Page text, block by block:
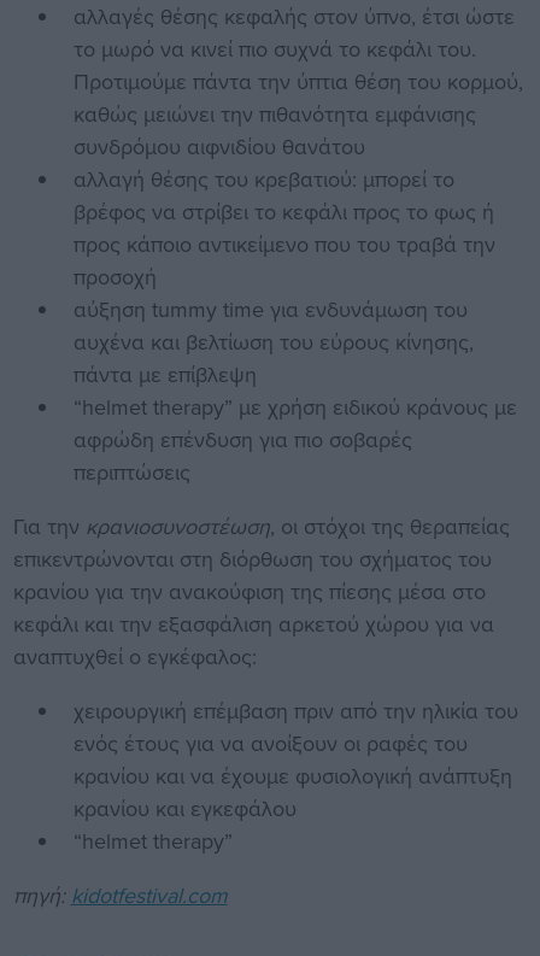
αλλαγές θέσης κεφαλής στον ύπνο, έτσι ώστε
το μωρό να κινεί πιο συχνά το κεφάλι του.
Προτιμούμε πάντα την ύπτια θέση του κορμού,
καθώς μειώνει την πιθανότητα εμφάνισης
συνδρόμου αιφνιδίου θανάτου
αλλαγή θέσης του κρεβατιού: μπορεί το
βρέφος να στρίβει το κεφάλι προς το φως ή
προς κάποιο αντικείμενο που του τραβά την
προσοχή
αύξηση tummy time για ενδυνάμωση του
αυχένα και βελτίωση του εύρους κίνησης,
πάντα με επίβλεψη
“helmet therapy” με χρήση ειδικού κράνους με
αφρώδη επένδυση για πιο σοβαρές
περιπτώσεις
Για την κρανιοσυνοστέωση, οι στόχοι της θεραπείας
επικεντρώνονται στη διόρθωση του σχήματος του
κρανίου για την ανακούφιση της πίεσης μέσα στο
κεφάλι και την εξασφάλιση αρκετού χώρου για να
αναπτυχθεί ο εγκέφαλος:
χειρουργική επέμβαση πριν από την ηλικία του
ενός έτους για να ανοίξουν οι ραφές του
κρανίου και να έχουμε φυσιολογική ανάπτυξη
κρανίου και εγκεφάλου
“helmet therapy”
πηγή: kidotfestival.com